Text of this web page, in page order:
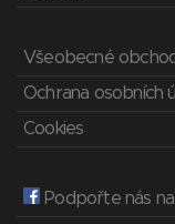
Všeobecné
Ochrana osobních
Cookies
Podpořte nás